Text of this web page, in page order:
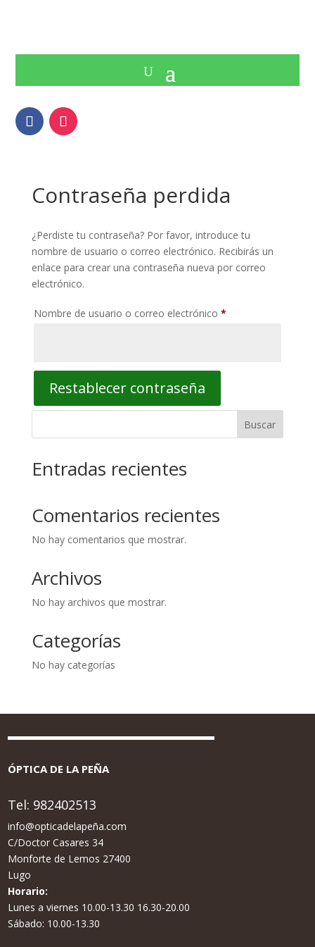
Contraseña perdida
¿Perdiste tu contraseña? Por favor, introduce tu
nombre de usuario o correo electrónico. Recibirás un
enlace para crear una contraseña nueva por correo
electrónico.
Nombre de usuario o correo electrónico *Obligatorio
Restablecer contraseña
Buscar
Entradas recientes
Comentarios recientes
No hay comentarios que mostrar.
Archivos
No hay archivos que mostrar.
Categorías
No hay categorías
ÓPTICA DE LA PEÑA
Tel: 982402513
info@opticadelapeña.com
C/Doctor Casares 34
Monforte de Lemos 27400
Lugo
Horario:
Lunes a viernes 10.00-13.30 16.30-20.00
Sábado: 10.00-13.30